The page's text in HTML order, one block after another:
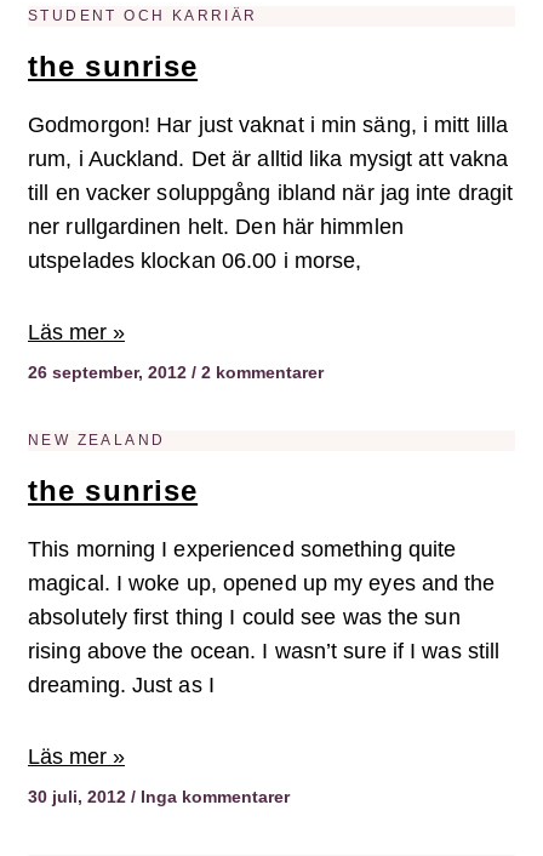
STUDENT OCH KARRIÄR
the sunrise
Godmorgon! Har just vaknat i min säng, i mitt lilla
rum, i Auckland. Det är alltid lika mysigt att vakna
till en vacker soluppgång ibland när jag inte dragit
ner rullgardinen helt. Den här himmlen
utspelades klockan 06.00 i morse,
Läs mer »
26 september, 2012 2 kommentarer
NEW ZEALAND
the sunrise
This morning I experienced something quite
magical. I woke up, opened up my eyes and the
absolutely first thing I could see was the sun
rising above the ocean. I wasn’t sure if I was still
dreaming. Just as I
Läs mer »
30 juli, 2012 Inga kommentarer